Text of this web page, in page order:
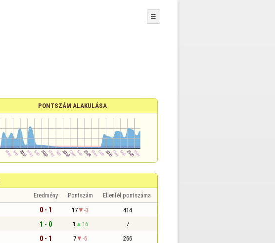
☰
PONTSZÁM ALAKULÁSA
Eredmény Pontszám Ellenfél pontszáma
0 - 1 17 -3 414
1 - 0 1 16 7
0 - 1 7 -6 266